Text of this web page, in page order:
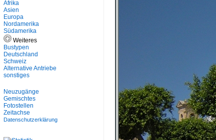
Afrika
Asien
Europa
Nordamerika
Südamerika
Weiteres
Bustypen
Deutschland
Schweiz
Alternative Antriebe
sonstiges
Neuzugänge
Gemischtes
Fotostellen
Zeitachse
Datenschutzerklärung